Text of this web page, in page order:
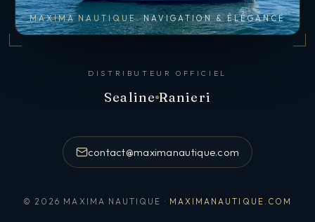
MAXIMA NAUTIQUE NAVIGATION & ÉLÉGANCE
DISTRIBUTEUR OFFICIEL
Sealine Ranieri
contact@maximanautique.com
© 2026 MAXIMA NAUTIQUE · MAXIMANAUTIQUE.COM